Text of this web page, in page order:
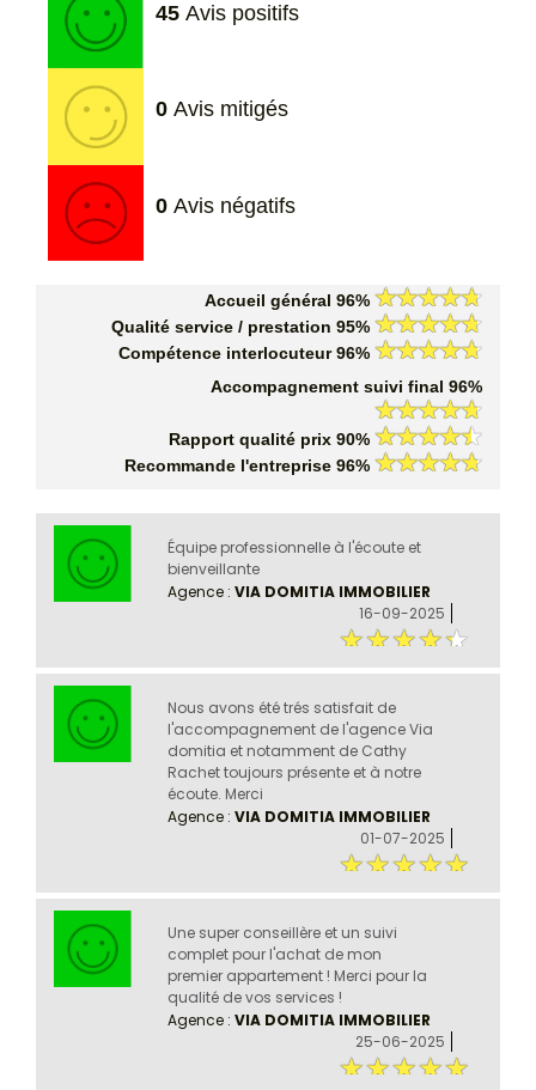
45 Avis positifs
0 Avis mitigés
0 Avis négatifs
Accueil général 96%
Qualité service / prestation 95%
Compétence interlocuteur 96%
Accompagnement suivi final 96%
Rapport qualité prix 90%
Recommande l'entreprise 96%
Équipe professionnelle à l'écoute et
bienveillante
Agence : VIA DOMITIA IMMOBILIER
16-09-2025
Nous avons été trés satisfait de
l'accompagnement de l'agence Via
domitia et notamment de Cathy
Rachet toujours présente et à notre
écoute. Merci
Agence : VIA DOMITIA IMMOBILIER
01-07-2025
Une super conseillère et un suivi
complet pour l'achat de mon
premier appartement ! Merci pour la
qualité de vos services !
Agence : VIA DOMITIA IMMOBILIER
25-06-2025